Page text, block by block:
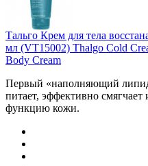
Тальго Крем для тела
мл (VT15002) Thalgo Cold
Body Cream
Первый «наполняющий
питает, эффективно
функцию кожи.